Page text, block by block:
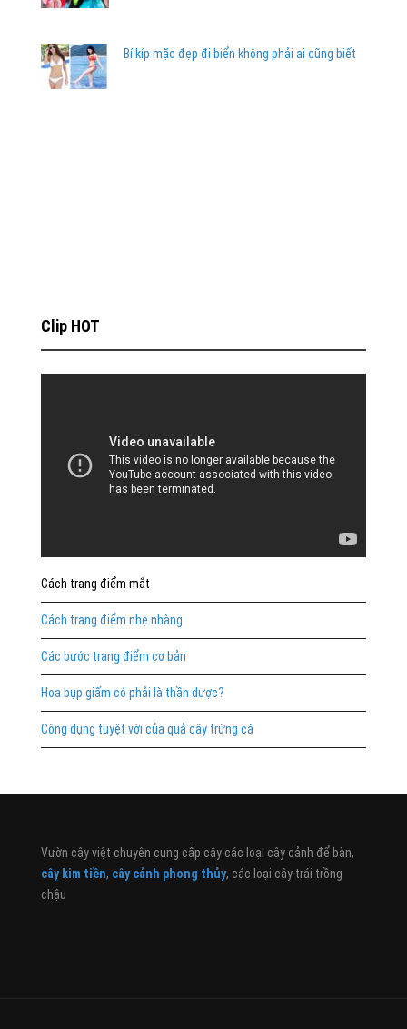
Bí kíp mặc đẹp đi biển không phải ai cũng biết
Clip HOT
Cách trang điểm mắt
Cách trang điểm nhẹ nhàng
Các bước trang điểm cơ bản
Hoa bụp giấm có phải là thần dược?
Công dụng tuyệt vời của quả cây trứng cá
Vườn cây việt chuyên cung cấp cây các loại cây cảnh để bàn,
cây kim tiền, cây cảnh phong thủy, các loại cây trái trồng
chậu